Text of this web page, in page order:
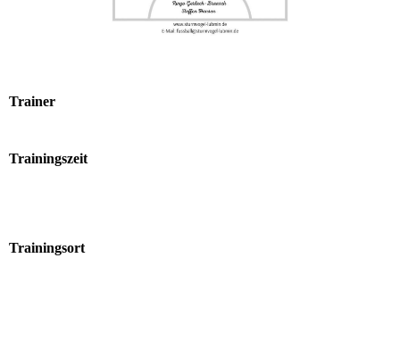
Trainer
Trainingszeit
Trainingsort